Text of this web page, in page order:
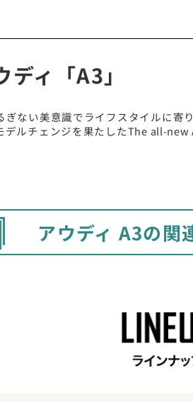
ィ「A3」
ない美意識でライフスタイルに
ルチェンジを果たしたThe all-
アウディ A3の関